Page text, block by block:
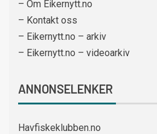
– Om Eikernytt.no
– Kontakt oss
– Eikernytt.no – arkiv
– Eikernytt.no – videoarkiv
ANNONSELENKER
Havfiskeklubben.no